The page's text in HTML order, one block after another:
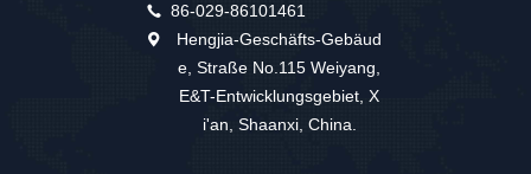
86-029-86101461
Hengjia-Geschäfts-Gebäud
e, Straße No.115 Weiyang,
E&T-Entwicklungsgebiet, X
i'an, Shaanxi, China.